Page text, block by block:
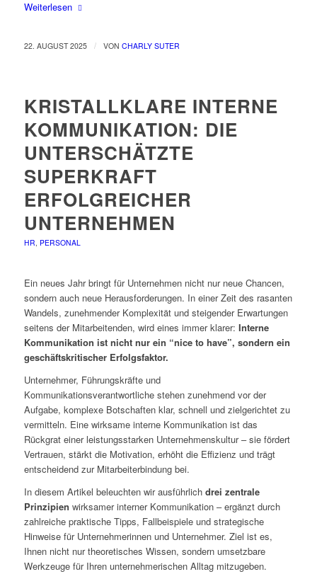
Weiterlesen
22. AUGUST 2025 / VON CHARLY SUTER
KRISTALLKLARE INTERNE
KOMMUNIKATION: DIE
UNTERSCHÄTZTE
SUPERKRAFT
ERFOLGREICHER
UNTERNEHMEN
HR, PERSONAL
Ein neues Jahr bringt für Unternehmen nicht nur neue Chancen,
sondern auch neue Herausforderungen. In einer Zeit des rasanten
Wandels, zunehmender Komplexität und steigender Erwartungen
seitens der Mitarbeitenden, wird eines immer klarer: Interne
Kommunikation ist nicht nur ein “nice to have”, sondern ein
geschäftskritischer Erfolgsfaktor.
Unternehmer, Führungskräfte und
Kommunikationsverantwortliche stehen zunehmend vor der
Aufgabe, komplexe Botschaften klar, schnell und zielgerichtet zu
vermitteln. Eine wirksame interne Kommunikation ist das
Rückgrat einer leistungsstarken Unternehmenskultur – sie fördert
Vertrauen, stärkt die Motivation, erhöht die Effizienz und trägt
entscheidend zur Mitarbeiterbindung bei.
In diesem Artikel beleuchten wir ausführlich drei zentrale
Prinzipien wirksamer interner Kommunikation – ergänzt durch
zahlreiche praktische Tipps, Fallbeispiele und strategische
Hinweise für Unternehmerinnen und Unternehmer. Ziel ist es,
Ihnen nicht nur theoretisches Wissen, sondern umsetzbare
Werkzeuge für Ihren unternehmerischen Alltag mitzugeben.